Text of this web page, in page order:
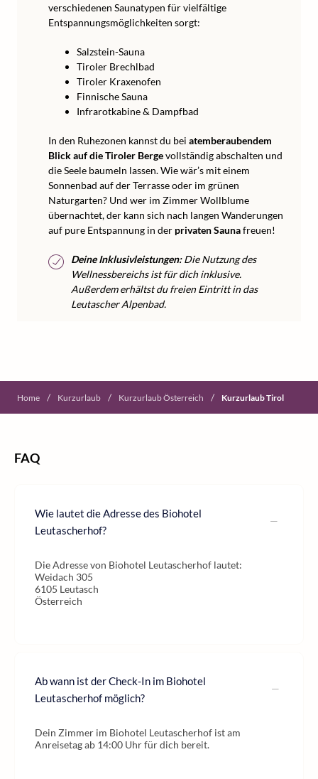
verschiedenen Saunatypen für vielfältige
Entspannungsmöglichkeiten sorgt:
Salzstein-Sauna
Tiroler Brechlbad
Tiroler Kraxenofen
Finnische Sauna
Infrarotkabine & Dampfbad
In den Ruhezonen kannst du bei atemberaubendem
Blick auf die Tiroler Bergevollständig abschalten und
die Seele baumeln lassen. Wie wär’s mit einem
Sonnenbad auf der Terrasse oder im grünen
Naturgarten? Und wer im Zimmer Wollblume
übernachtet, der kann sich nach langen Wanderungen
auf pure Entspannung in der privaten Saunafreuen!
Deine Inklusivleistungen:Die Nutzung des
Wellnessbereichs ist für dich inklusive.
Außerdem erhältst du freien Eintritt in das
Leutascher Alpenbad.
Home / Kurzurlaub / Kurzurlaub Österreich / Kurzurlaub Tirol
FAQ
Wie lautet die Adresse des Biohotel
Leutascherhof?
Die Adresse von Biohotel Leutascherhof lautet:
Weidach 305
6105 Leutasch
Österreich
Ab wann ist der Check-In im Biohotel
Leutascherhof möglich?
Dein Zimmer im Biohotel Leutascherhof ist am
Anreisetag ab 14:00 Uhr für dich bereit.